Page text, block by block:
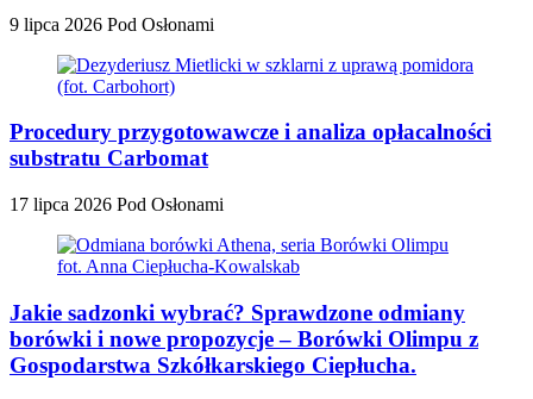
9 lipca 2026 Pod Osłonami
Procedury przygotowawcze i analiza opłacalności
substratu Carbomat
17 lipca 2026 Pod Osłonami
Jakie sadzonki wybrać? Sprawdzone odmiany
borówki i nowe propozycje – Borówki Olimpu z
Gospodarstwa Szkółkarskiego Ciepłucha.